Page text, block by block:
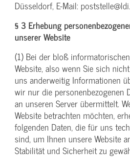
Düsseldorf, E-Mail:
§ 3 Erhebung
unserer Website
(1) Bei der bloß
Website, also wenn Sie sich
uns anderweitig Informationen
wir nur die personenbezogenen
an unseren Server übermittelt.
Website betrachten möchten,
folgenden Daten, die für uns
sind, um Ihnen unsere Website
Stabilität und Sicherheit zu